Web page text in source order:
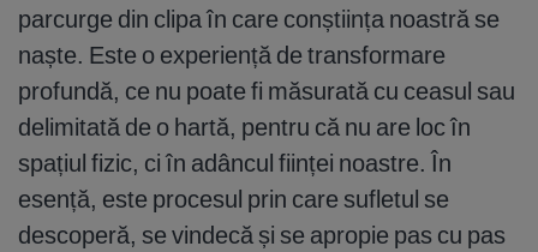
parcurge din clipa în care conștiința noastră se
naște. Este o experiență de transformare
profundă, ce nu poate fi măsurată cu ceasul sau
delimitată de o hartă, pentru că nu are loc în
spațiul fizic, ci în adâncul ființei noastre. În
esență, este procesul prin care sufletul se
descoperă, se vindecă și se apropie pas cu pas